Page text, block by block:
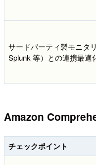
サードパーティ製モニタ
Splunk 等）との連携最適
Amazon
チェックポイント